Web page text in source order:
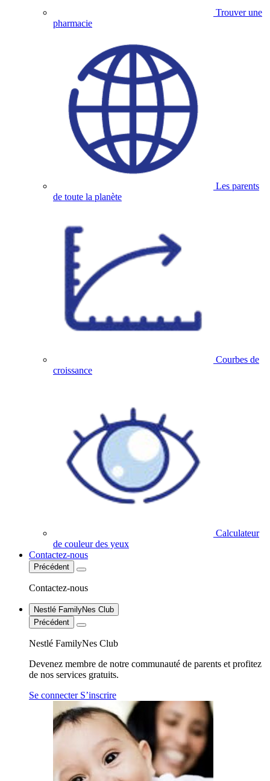
Trouver une
pharmacie
Les parents
de toute la planète
Courbes de
croissance
Calculateur
de couleur des yeux
Contactez-nous
Précédent
Contactez-nous
Nestlé FamilyNes Club
Précédent
Nestlé FamilyNes Club
Devenez membre de notre communauté de parents et profitez
de nos services gratuits.
Se connecter S’inscrire